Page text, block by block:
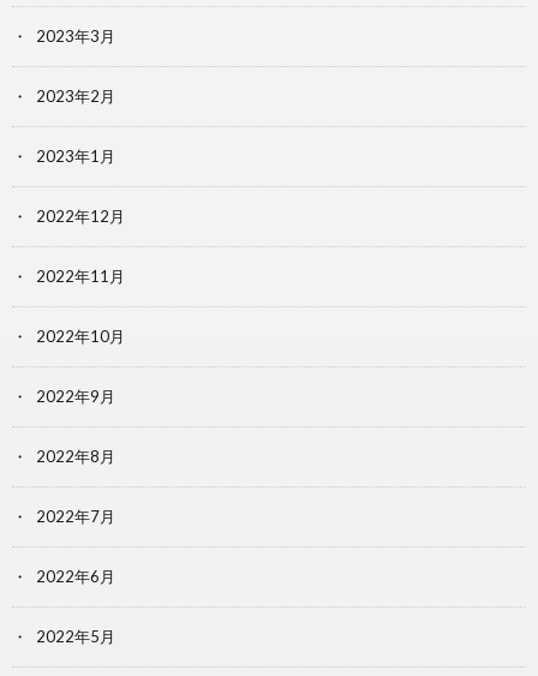
2023年3月
2023年2月
2023年1月
2022年12月
2022年11月
2022年10月
2022年9月
2022年8月
2022年7月
2022年6月
2022年5月